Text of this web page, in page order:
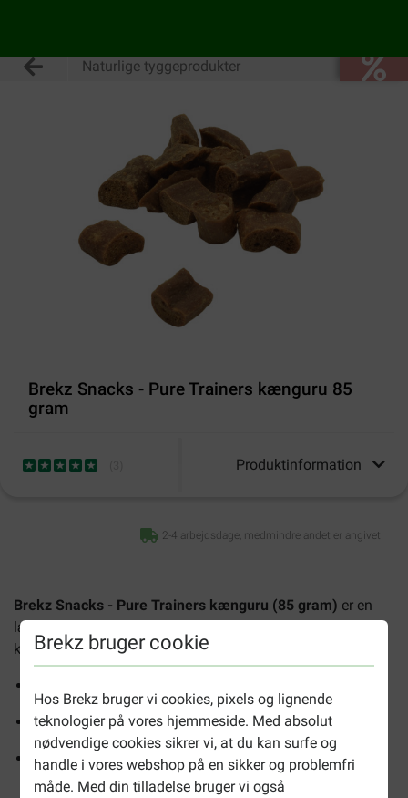
Brekz bruger cookie
Hos Brekz bruger vi cookies, pixels og lignende
teknologier på vores hjemmeside. Med absolut
nødvendige cookies sikrer vi, at du kan surfe og
handle i vores webshop på en sikker og problemfri
måde. Med din tilladelse bruger vi også
Naturlige tyggeprodukter
Brekz Snacks - Pure Trainers kænguru 85
gram
Produktinformation
2-4 arbejdsdage, medmindre andet er angivet
Brekz Snacks - Pure Trainers kænguru (85 gram) er en
lækker, 100% naturlig og tørret hundesnack lavet af
kængurukød.
Letfordøjelig
85 gram pr pakke